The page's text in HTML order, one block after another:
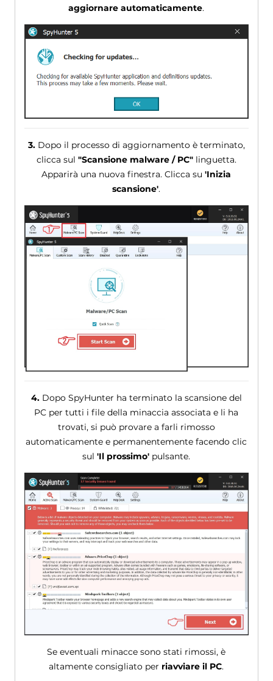
aggiornare automaticamente.
3.Dopo il processo di aggiornamento è terminato,
clicca sul "Scansione malware / PC"linguetta.
Apparirà una nuova finestra. Clicca su'Inizia
scansione'.
4.Dopo SpyHunter ha terminato la scansione del
PC per tutti i file della minaccia associata e li ha
trovati, si può provare a farli rimosso
automaticamente e permanentemente facendo clic
sul'Il prossimo' pulsante.
Se eventuali minacce sono stati rimossi, è
altamente consigliato per riavviare il PC.